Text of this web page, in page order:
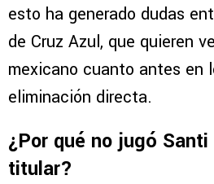
esto ha generado dudas
de Cruz Azul, que quieren
mexicano cuanto antes en
eliminación directa.
¿Por qué no jugó
titular?